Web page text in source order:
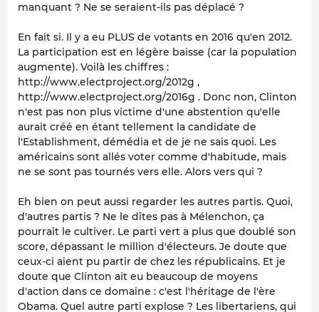
manquant ? Ne se seraient-ils pas déplacé ?
En fait si. Il y a eu PLUS de votants en 2016 qu'en 2012.
La participation est en légère baisse (car la population
augmente). Voilà les chiffres :
http://www.electproject.org/2012g ,
http://www.electproject.org/2016g . Donc non, Clinton
n'est pas non plus victime d'une abstention qu'elle
aurait créé en étant tellement la candidate de
l'Establishment, démédia et de je ne sais quoi. Les
américains sont allés voter comme d'habitude, mais
ne se sont pas tournés vers elle. Alors vers qui ?
Eh bien on peut aussi regarder les autres partis. Quoi,
d'autres partis ? Ne le dîtes pas à Mélenchon, ça
pourrait le cultiver. Le parti vert a plus que doublé son
score, dépassant le million d'électeurs. Je doute que
ceux-ci aient pu partir de chez les républicains. Et je
doute que Clinton ait eu beaucoup de moyens
d'action dans ce domaine : c'est l'héritage de l'ère
Obama. Quel autre parti explose ? Les libertariens, qui